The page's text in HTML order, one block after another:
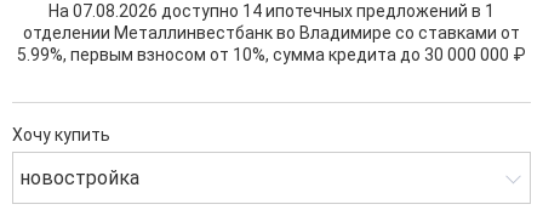
На 07.08.2026 доступно 14 ипотечных предложений в 1
отделении Металлинвестбанк во Владимире со ставками от
5.99%, первым взносом от 10%, сумма кредита до 30 000 000 ₽
Хочу купить
новостройка